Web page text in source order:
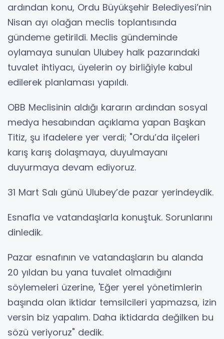
ardından konu, Ordu Büyükşehir Belediyesi’nin
Nisan ayı olağan meclis toplantısında
gündeme getirildi. Meclis gündeminde
oylamaya sunulan Ulubey halk pazarındaki
tuvalet ihtiyacı, üyelerin oy birliğiyle kabul
edilerek planlaması yapıldı.
OBB Meclisinin aldığı kararın ardından sosyal
medya hesabından açıklama yapan Başkan
Titiz, şu ifadelere yer verdi; "Ordu’da ilçeleri
karış karış dolaşmaya, duyulmayanı
duyurmaya devam ediyoruz.
31 Mart Salı günü Ulubey’de pazar yerindeydik.
Esnafla ve vatandaşlarla konuştuk. Sorunlarını
dinledik.
Pazar esnafının ve vatandaşların bu alanda
20 yıldan bu yana tuvalet olmadığını
söylemeleri üzerine, 'Eğer yerel yönetimlerin
başında olan iktidar temsilcileri yapmazsa, izin
versin biz yapalım. Daha iktidarda değilken bu
sözü veriyoruz" dedik.